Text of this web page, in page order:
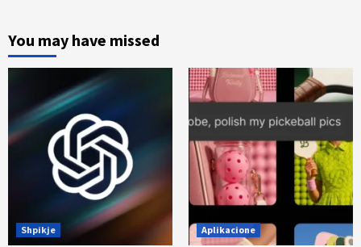
You may have missed
Shpikje Aplikacione